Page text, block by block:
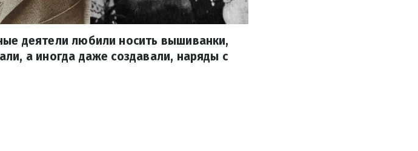
деятели любили носить вышиванки,
а иногда даже создавали, наряды с